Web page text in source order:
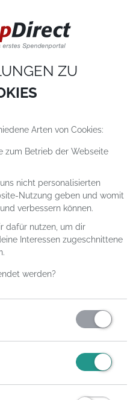
Computer heruntergeladen
setzen wir hauptsächlich dazu ein,
erfährst du in
Hilfe für Nashörner in Not!
ZU
Arten von Cookies:
zum Betrieb der Webseite
nicht personalisierten
Nutzung geben und womit
verbessern können.
dafür nutzen, um dir
Interessen zugeschnittene
werden?